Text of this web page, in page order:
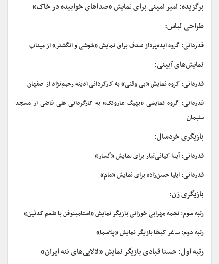
برگزیده: امیر امینی برای نمایش «صداهای خوابیده در خاک»
طراحی لباس:
قدردانی: گروه ایده‌پرداز صدف برای نمایش «شوشی و انگشتر» از میناب
نمایش‌های آیینی:
قدردانی: گروه نمایش «بی وقتی» به کارگردانی آدینه رحیم‌نژاد از اصفهان
قدردانی: گروه نمایشی «بهیگ هارونک» به کارگردانی علی قاضی از مسجد
سلیمان
بازیگری خردسال:
قدردانی: آیدا کیانی‌تبار برای نمایش «گسار»
قدردانی: ایلیا حسن‌زاده برای نمایش «مام»
بازیگری زن:
رتبه سوم: نجمه مهرابی خوزانی بازیگر نمایش «استامینوفن با طعم کدئین»
رتبه دوم: ساغر کیخا بازیگر نمایش «پلاسما»
رتبه اول: حسنا قبادی بازیگر نمایش «لالایی‌های ننه ایران»